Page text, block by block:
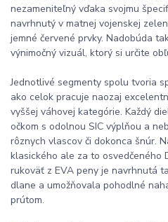
nezameniteľný vďaka svojmu
navrhnutý v matnej vojenskej
jemné červené prvky. Nadobúda
výnimočný vizuál, ktorý si určite
Jednotlivé segmenty spolu tvoria
ako celok pracuje naozaj
vyššej váhovej kategórie. Každý
očkom s odolnou SIC výplňou a
rôznych vlascov či dokonca šnúr.
klasického ale za to osvedčeného
rukoväť z EVA peny je navrhnutá
dlane a umožňovala pohodlné
prútom.